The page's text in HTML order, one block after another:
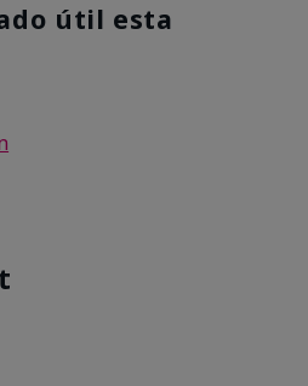
útil esta